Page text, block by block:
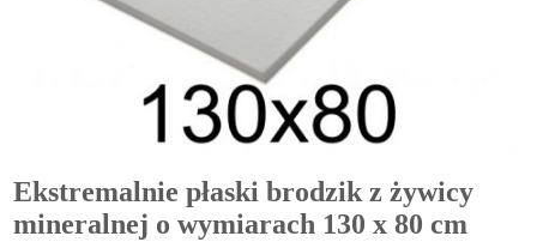
Ekstremalnie płaski brodzik z żywicy
mineralnej o wymiarach 130 x 80 cm